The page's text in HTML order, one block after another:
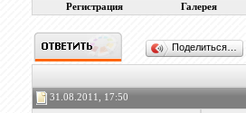
Регистрация Галерея
Поделиться…
31.08.2011, 17:50